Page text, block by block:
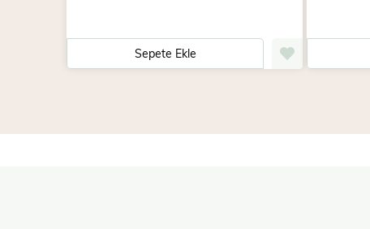
Sepete Ekle